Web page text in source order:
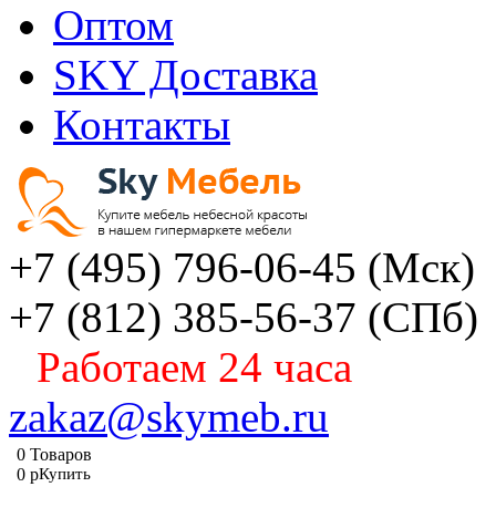
Оптом
SKY Доставка
Контакты
+7 (495) 796-06-45 (Мск)
+7 (812) 385-56-37 (СПб)
Работаем 24 часа
zakaz@skymeb.ru
0 Товаров
0 pКупить